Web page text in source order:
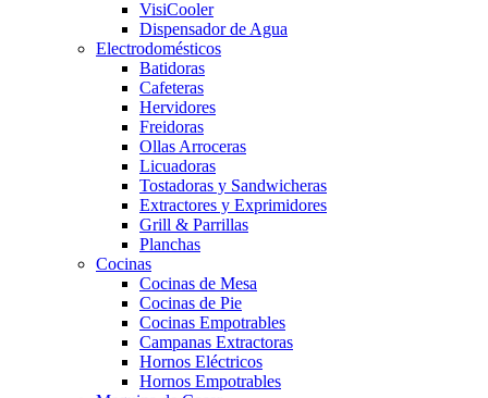
VisiCooler
Dispensador de Agua
Electrodomésticos
Batidoras
Cafeteras
Hervidores
Freidoras
Ollas Arroceras
Licuadoras
Tostadoras y Sandwicheras
Extractores y Exprimidores
Grill & Parrillas
Planchas
Cocinas
Cocinas de Mesa
Cocinas de Pie
Cocinas Empotrables
Campanas Extractoras
Hornos Eléctricos
Hornos Empotrables